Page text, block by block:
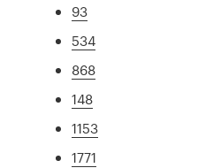
93
534
868
148
1153
1771